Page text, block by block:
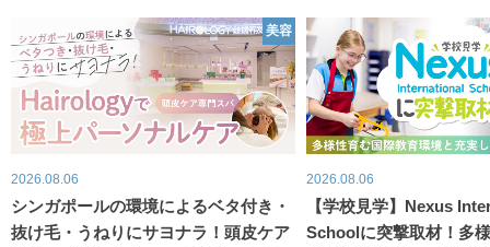
美容
2026.08.06
シンガポールの環境によるベタ付き・
抜け毛・うねりにサヨナラ！頭皮ケア
2026.08.06
【学校見学】Nexus
Schoolに突撃取材！多